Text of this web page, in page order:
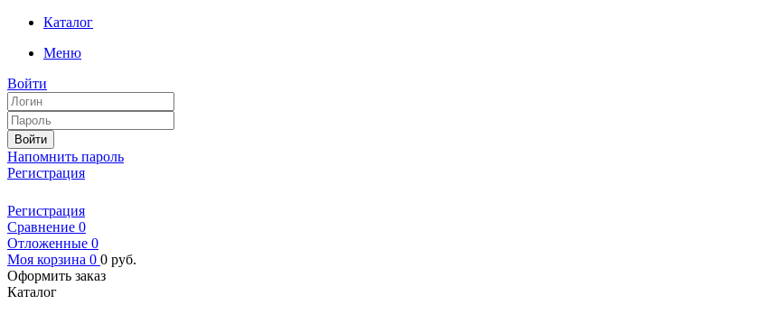
Каталог
Меню
Войти
Войти
Напомнить пароль
Регистрация
Регистрация
Сравнение 0
Отложенные 0
Моя корзина 0 0 руб.
Оформить заказ
Каталог